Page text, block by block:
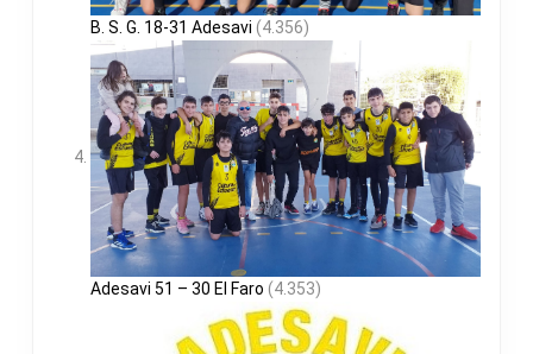
B. S. G. 18-31 Adesavi (4.356)
Adesavi 51 – 30 El Faro (4.353)